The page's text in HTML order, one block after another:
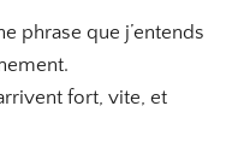
phrase que j’entends
fort, vite, et